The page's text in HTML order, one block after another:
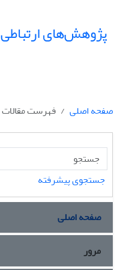
پژوهش‌های ارتباطی
صفحه اصلی
فهرست مقالات
جستجوی پیشرفته
صفحه اصلی
مرور